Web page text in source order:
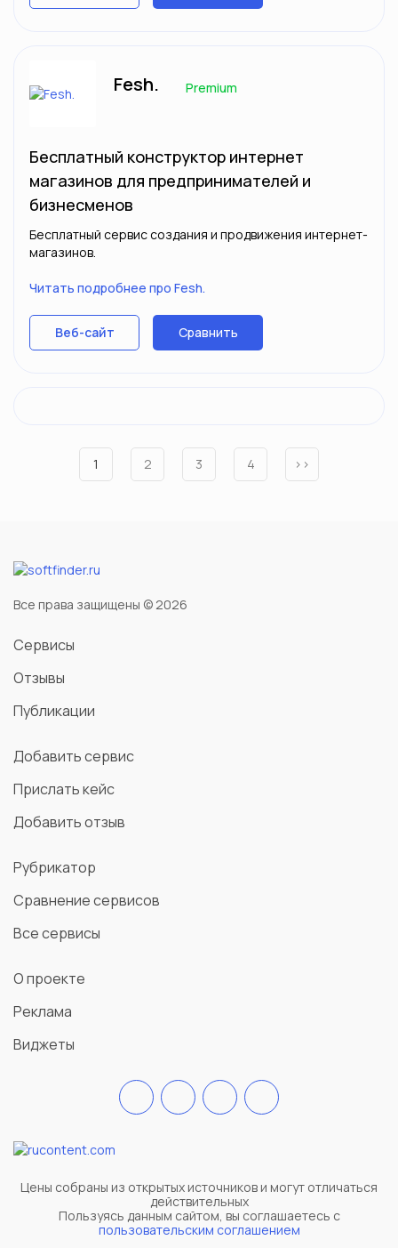
Fesh. Premium
Бесплатный конструктор интернет
магазинов для предпринимателей и
бизнесменов
Бесплатный сервис создания и продвижения интернет-
магазинов.
Читать подробнее про Fesh.
Веб-сайт Сравнить
1 2 3 4 ››
Все права защищены © 2026
Сервисы
Отзывы
Публикации
Добавить сервис
Прислать кейс
Добавить отзыв
Рубрикатор
Сравнение сервисов
Все сервисы
О проекте
Реклама
Виджеты
Цены собраны из открытых источников и могут отличаться
действительных
Пользуясь данным сайтом, вы соглашаетесь c
пользовательским соглашением